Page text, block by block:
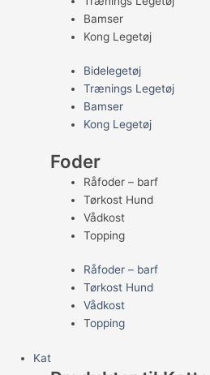
Bamser
Kong Legetøj
Bidelegetøj
Trænings Legetøj
Bamser
Kong Legetøj
Foder
Råfoder – barf
Tørkost Hund
Vådkost
Topping
Råfoder – barf
Tørkost Hund
Vådkost
Topping
Kat